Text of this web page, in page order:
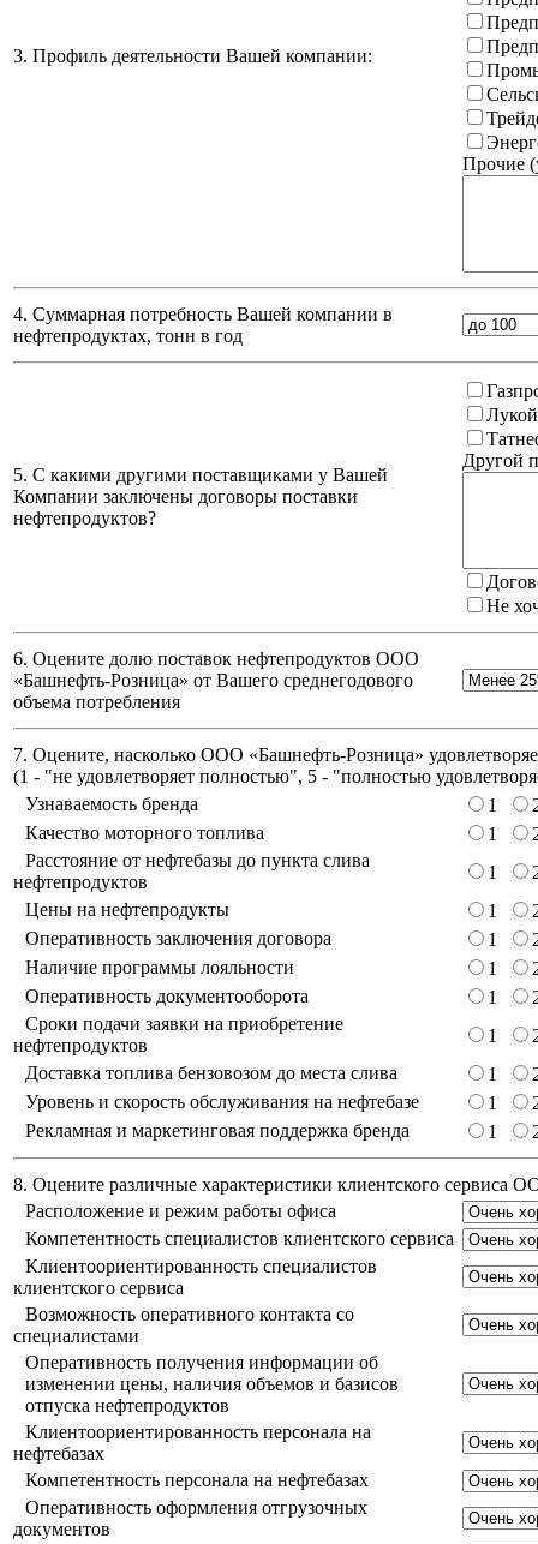
3. Профиль деятельности Вашей компании:
Прочие
4. Суммарная потребность Вашей компании в
нефтепродуктах, тонн в год
5. С какими другими поставщиками у Вашей
Компании заключены договоры поставки
нефтепродуктов?
Другой
Не
6. Оцените долю поставок нефтепродуктов ООО
«Башнефть-Розница» от Вашего среднегодового
объема потребления
7. Оцените, насколько ООО «Башнефть-Розница»
(1 - "не удовлетворяет полностью", 5 - "полностью
Узнаваемость бренда
1
Качество моторного топлива
1
Расстояние от нефтебазы до пункта слива
нефтепродуктов
1
Цены на нефтепродукты
1
Оперативность заключения договора
1
Наличие программы лояльности
1
Оперативность документооборота
1
Сроки подачи заявки на приобретение
нефтепродуктов
1
Доставка топлива бензовозом до места слива
1
Уровень и скорость обслуживания на нефтебазе
1
Рекламная и маркетинговая поддержка бренда
1
8. Оцените различные характеристики клиентского сервиса
Расположение и режим работы офиса
Компетентность специалистов клиентского сервиса
Клиентоориентированность специалистов
клиентского сервиса
Возможность оперативного контакта со
специалистами
Оперативность получения информации об
изменении цены, наличия объемов и базисов
отпуска нефтепродуктов
Клиентоориентированность персонала на
нефтебазах
Компетентность персонала на нефтебазах
Оперативность оформления отгрузочных
документов